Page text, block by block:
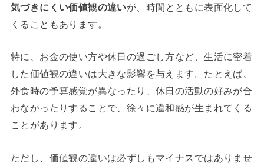
気づきにくい価値観の違いが、時間とともに表面化して
くることもあります。
特に、お金の使い方や休日の過ごし方など、生活に密着
した価値観の違いは大きな影響を与えます。たとえば、
外食時の予算感覚が異なったり、休日の活動の好みが合
わなかったりすることで、徐々に違和感が生まれてくる
ことがあります。
ただし、価値観の違いは必ずしもマイナスではありませ